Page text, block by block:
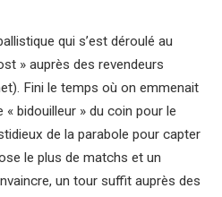
qui s’est déroulé au
» auprès des revendeurs
Fini le temps où on emmenait
bidouilleur » du coin pour le
de la parabole pour capter
le plus de matchs et un
un tour suffit auprès des